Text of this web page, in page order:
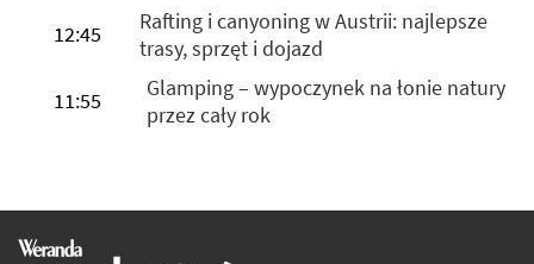
12:45
Rafting i canyoning w Austrii: najlepsze
trasy, sprzęt i dojazd
11:55
Glamping – wypoczynek na łonie natury
przez cały rok